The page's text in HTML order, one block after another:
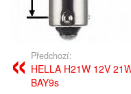
Předchozí:
HELLA H21W 12V
BAY9s